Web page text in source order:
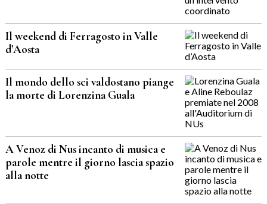
Il weekend di Ferragosto in Valle
d’Aosta
Il mondo dello sci valdostano piange
la morte di Lorenzina Guala
A Venoz di Nus incanto di musica e
parole mentre il giorno lascia spazio
alla notte